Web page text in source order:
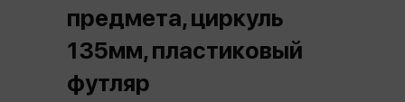
предмета, циркуль
135мм, пластиковый
футляр